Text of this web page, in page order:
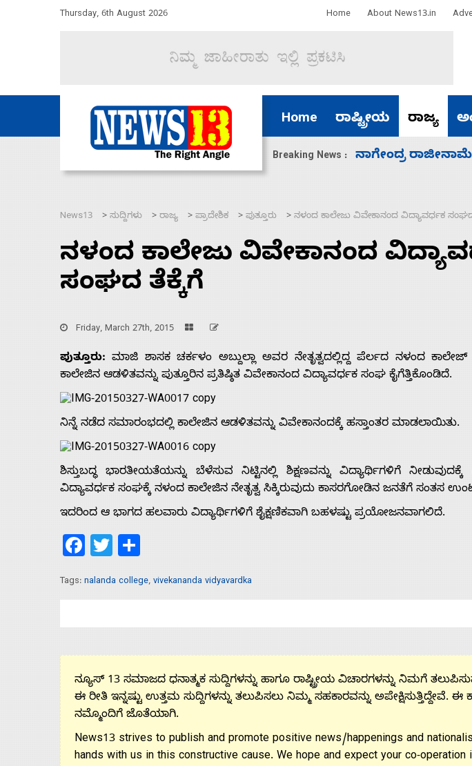
Thursday, 6th August 2026 Home About News13.in
Home ರಾಷ್ಟ್ರೀಯ ರಾಜ್ಯ
Breaking News :
ಸದನ ನಡೆಸಲು ಬಿಡೆವು: ಛಲವಾದಿ ನಾರಾಯಣಸ್ವಾಮಿ ಸಚಿವ ಸಂಪುಟ
Home
About
Advertise
News13 > ಸುದ್ದಿಗಳು > ರಾಜ್ಯ > ಪ್ರಾದೇಶಿಕ > ಪುತ್ತೂರು > ನಳಂದ ಕಾಲೇಜು ವಿವೇಕಾನಂದ ವಿದ್ಯಾವರ್ಧಕ
ನಳಂದ ಕಾಲೇಜು ವಿವೇಕಾನಂದ
ಸಂಘದ ತೆಕ್ಕೆಗೆ
Friday, March 27th, 2015
ಪುತ್ತೂರು:ಮಾಜಿ ಶಾಸಕ ಚರ್ಕಳಂ ಅಬ್ದುಲ್ಲಾ ಅವರ ನೇತೃತ್ವದಲ್ಲಿದ್ದ ಪೆರ್ಲದ ನಳಂದ
ಕಾಲೇಜಿನ ಆಡಳಿತವನ್ನು ಪುತ್ತೂರಿನ ಪ್ರತಿಷ್ಠಿತ ವಿವೇಕಾನಂದ ವಿದ್ಯಾವರ್ಧಕ ಸಂಘ ಕೈಗೆತ್ತಿಕೊಂಡಿದೆ.
ನಿನ್ನೆ ನಡೆದ ಸಮಾರಂಭದಲ್ಲಿ ಕಾಲೇಜಿನ ಆಡಳಿತವನ್ನು ವಿವೇಕಾನಂದಕ್ಕೆ ಹಸ್ತಾಂತರ ಮಾಡಲಾಯಿತು.
ಶಿಸ್ತುಬದ್ಧ ಭಾರತೀಯತೆಯನ್ನು ಬೆಳೆಸುವ ನಿಟ್ಟಿನಲ್ಲಿ ಶಿಕ್ಷಣವನ್ನು ವಿದ್ಯಾರ್ಥಿಗಳಿಗೆ
ವಿದ್ಯಾವರ್ಧಕ ಸಂಘಕ್ಕೆ ನಳಂದ ಕಾಲೇಜಿನ ನೇತೃತ್ವ ಸಿಕ್ಕಿರುವುದು ಕಾಸರಗೋಡಿನ ಜನತೆಗೆ ಸಂತಸ
ಇದರಿಂದ ಆ ಭಾಗದ ಹಲವಾರು ವಿದ್ಯಾರ್ಥಿಗಳಿಗೆ ಶೈಕ್ಷಣಿಕವಾಗಿ ಬಹಳಷ್ಟು ಪ್ರಯೋಜನವಾಗಲಿದೆ.
Facebook
Twitter
Tags: nalanda college, vivekananda vidyavardka
ನ್ಯೂಸ್ 13 ಸಮಾಜದ ಧನಾತ್ಮಕ ಸುದ್ದಿಗಳನ್ನು ಹಾಗೂ ರಾಷ್ಟ್ರೀಯ ವಿಚಾರಗಳನ್ನು ನಿಮಗೆ
ಈ ರೀತಿ ಇನ್ನಷ್ಟು ಉತ್ತಮ ಸುದ್ದಿಗಳನ್ನು ತಲುಪಿಸಲು ನಿಮ್ಮ ಸಹಕಾರವನ್ನು ಅಪೇಕ್ಷಿಸುತ್ತಿದ್ದೇವೆ.
ನಮ್ಮೊಂದಿಗೆ ಜೊತೆಯಾಗಿ.
News13 strives to publish and promote positive news/happenings and
hands with us in this constructive cause. We hope and expect your co-